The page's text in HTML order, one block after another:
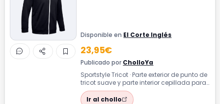
Disponible en El Corte Inglés
23,95€
Publicado por CholloYa
Sportstyle Tricot · Parte exterior de punto de
tricot suave y parte interior cepillada para
proporcionar suavidad, co...
Ir al chollo